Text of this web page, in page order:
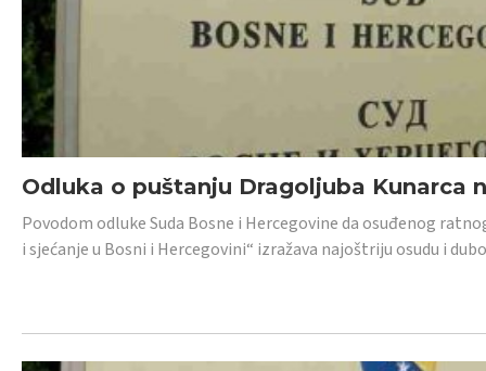
Odluka o puštanju Dragoljuba Kunarca
Povodom odluke Suda Bosne i Hercegovine da osuđenog
i sjećanje u Bosni i Hercegovini“ izražava najoštriju osudu i